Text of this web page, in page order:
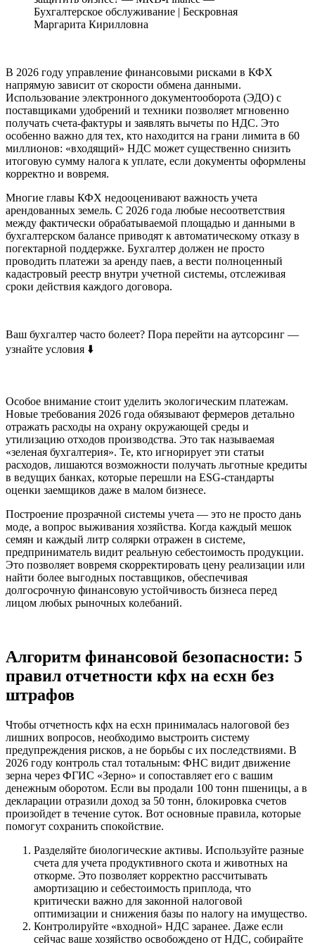
Бухгалтерское обслуживание | Бескровная
Маргарита Кирилловна
В 2026 году управление финансовыми рисками в КФХ
напрямую зависит от скорости обмена данными.
Использование электронного документооборота (ЭДО) с
поставщиками удобрений и техники позволяет мгновенно
получать счета-фактуры и заявлять вычеты по НДС. Это
особенно важно для тех, кто находится на грани лимита в 60
миллионов: «входящий» НДС может существенно снизить
итоговую сумму налога к уплате, если документы оформлены
корректно и вовремя.
Многие главы КФХ недооценивают важность учета
арендованных земель. С 2026 года любые несоответствия
между фактически обрабатываемой площадью и данными в
бухгалтерском балансе приводят к автоматическому отказу в
погектарной поддержке. Бухгалтер должен не просто
проводить платежи за аренду паев, а вести полноценный
кадастровый реестр внутри учетной системы, отслеживая
сроки действия каждого договора.
Ваш бухгалтер часто болеет? Пора перейти на аутсорсинг —
узнайте условия ⬇️
Особое внимание стоит уделить экологическим платежам.
Новые требования 2026 года обязывают фермеров детально
отражать расходы на охрану окружающей среды и
утилизацию отходов производства. Это так называемая
«зеленая бухгалтерия». Те, кто игнорирует эти статьи
расходов, лишаются возможности получать льготные кредиты
в ведущих банках, которые перешли на ESG-стандарты
оценки заемщиков даже в малом бизнесе.
Построение прозрачной системы учета — это не просто дань
моде, а вопрос выживания хозяйства. Когда каждый мешок
семян и каждый литр солярки отражен в системе,
предприниматель видит реальную себестоимость продукции.
Это позволяет вовремя скорректировать цену реализации или
найти более выгодных поставщиков, обеспечивая
долгосрочную финансовую устойчивость бизнеса перед
лицом любых рыночных колебаний.
Алгоритм финансовой безопасности: 5
правил отчетности кфх на есхн без
штрафов
Чтобы отчетность кфх на есхн принималась налоговой без
лишних вопросов, необходимо выстроить систему
предупреждения рисков, а не борьбы с их последствиями. В
2026 году контроль стал тотальным: ФНС видит движение
зерна через ФГИС «Зерно» и сопоставляет его с вашим
денежным оборотом. Если вы продали 100 тонн пшеницы, а в
декларации отразили доход за 50 тонн, блокировка счетов
произойдет в течение суток. Вот основные правила, которые
помогут сохранить спокойствие.
Разделяйте биологические активы. Используйте разные
счета для учета продуктивного скота и животных на
откорме. Это позволяет корректно рассчитывать
амортизацию и себестоимость приплода, что
критически важно для законной налоговой
оптимизации и снижения базы по налогу на имущество.
Контролируйте «входной» НДС заранее. Даже если
сейчас ваше хозяйство освобождено от НДС, собирайте